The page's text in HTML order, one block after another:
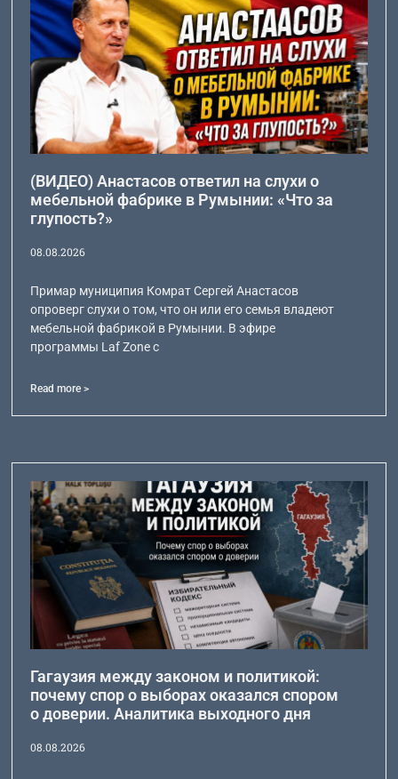
(ВИДЕО) Анастасов ответил на слухи о
мебельной фабрике в Румынии: «Что за
глупость?»
08.08.2026
Примар муниципия Комрат Сергей Анастасов
опроверг слухи о том, что он или его семья владеют
мебельной фабрикой в Румынии. В эфире
программы Laf Zone с
Read more >
Гагаузия между законом и политикой:
почему спор о выборах оказался спором
о доверии. Аналитика выходного дня
08.08.2026